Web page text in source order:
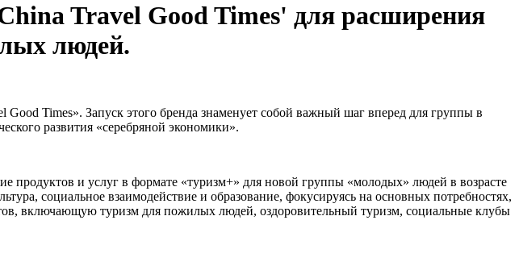
Travel Good Times' для расширения
людей.
Times». Запуск этого бренда знаменует собой важный шаг вперед для группы в
развития «серебряной экономики».
продуктов и услуг в формате «туризм+» для новой группы «молодых» людей в возрасте
социальное взаимодействие и образование, фокусируясь на основных потребностях,
включающую туризм для пожилых людей, оздоровительный туризм, социальные клубы